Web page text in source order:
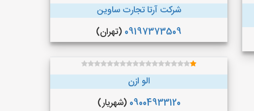
شرکت آرتا تجارت ساوین
09197373509 (تهران)
الو ازن
09004933120 (شهریار)